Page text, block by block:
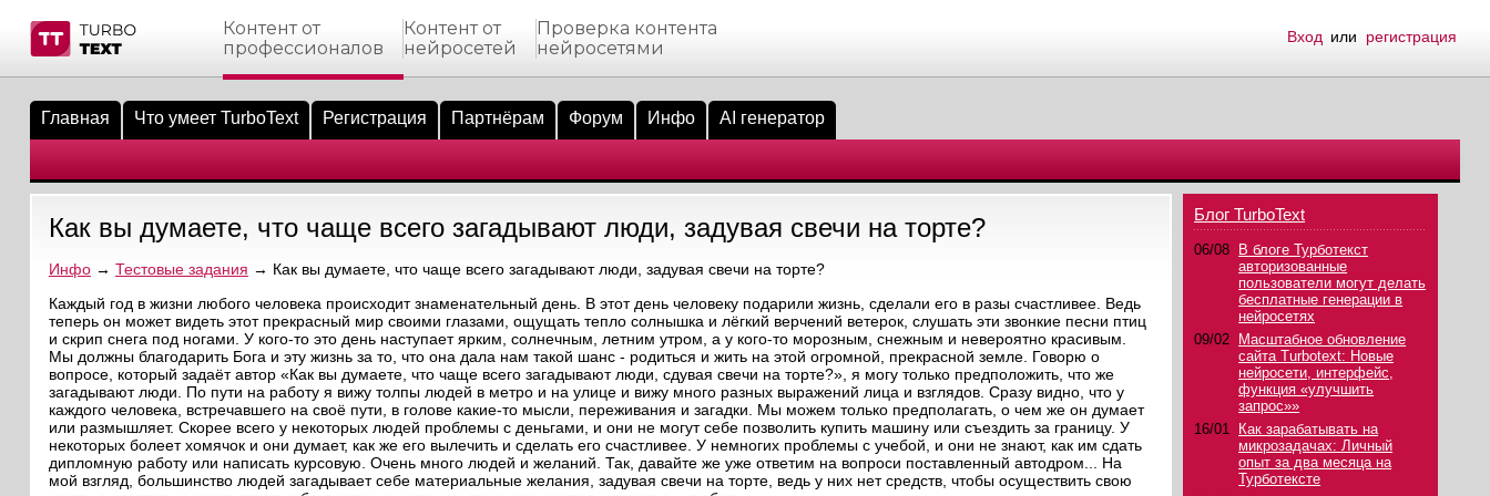
материалы
биржи
пользователи
на сайте
пользователей
сообщения
по форуму
Контент от
профессионалов
Контент от
нейросетей
Проверка контента
нейросетями
Вход или регистрация
Главная Что умеет TurboText Регистрация Партнёрам Форум Инфо AI генератор
Как вы думаете, что чаще всего загадывают люди, задувая свечи на торте?
Инфо→ Тестовые задания → Как вы думаете, что чаще всего загадывают люди, задувая свечи на торте?
Каждый год в жизни любого человека происходит знаменательный день. В этот день человеку подарили жизнь, сделали его в разы счастливее. Ведь
теперь он может видеть этот прекрасный мир своими глазами, ощущать тепло солнышка и лёгкий верчений ветерок, слушать эти звонкие песни птиц
и скрип снега под ногами. У кого-то это день наступает ярким, солнечным, летним утром, а у кого-то морозным, снежным и невероятно красивым.
Мы должны благодарить Бога и эту жизнь за то, что она дала нам такой шанс - родиться и жить на этой огромной, прекрасной земле. Говорю о
вопросе, который задаёт автор «Как вы думаете, что чаще всего загадывают люди, сдувая свечи на торте?», я могу только предположить, что же
загадывают люди. По пути на работу я вижу толпы людей в метро и на улице и вижу много разных выражений лица и взглядов. Сразу видно, что у
каждого человека, встречавшего на своё пути, в голове какие-то мысли, переживания и загадки. Мы можем только предполагать, о чем же он думает
или размышляет. Скорее всего у некоторых людей проблемы с деньгами, и они не могут себе позволить купить машину или съездить за границу. У
некоторых болеет хомячок и они думает, как же его вылечить и сделать его счастливее. У немногих проблемы с учебой, и они не знают, как им сдать
дипломную работу или написать курсовую. Очень много людей и желаний. Так, давайте же уже ответим на вопроси поставленный автодром... На
мой взгляд, большинство людей загадывает себе материальные желания, задувая свечи на торте, ведь у них нет средств, чтобы осуществить свою
Блог TurboText
06/08
В блоге Турботекст
авторизованные
пользователи могут делать
бесплатные генерации в
нейросетях
09/02
Масштабное обновление
сайта Turbotext: Новые
нейросети, интерфейс,
функция «улучшить
запрос»»
16/01
Как зарабатывать на
микрозадачах: Личный
опыт за два месяца на
Турботексте